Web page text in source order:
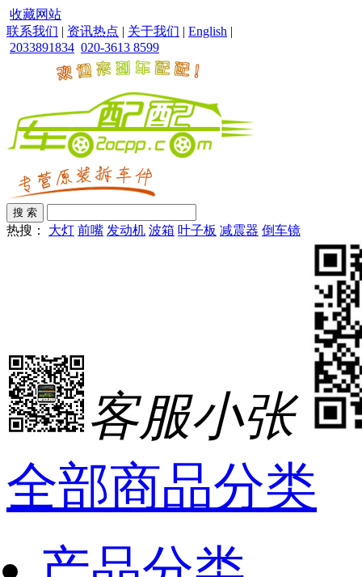
收藏网站
联系我们 | 资讯热点 | 关于我们 | English |
2033891834 020-3613 8599
热搜： 大灯 前嘴 发动机 波箱 叶子板 减震器 倒车镜
客服小张
全部商品分类